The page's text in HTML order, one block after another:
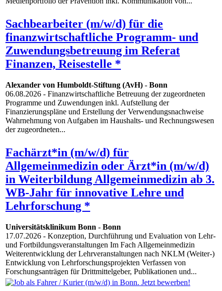
Sachbearbeiter (m/w/d) für die
finanzwirtschaftliche Programm- und
Zuwendungsbetreuung im Referat
Finanzen, Reisestelle *
Alexander von Humboldt-Stiftung (AvH) - Bonn
06.08.2026 - Finanzwirtschaftliche Betreuung der zugeordneten
Programme und Zuwendungen inkl. Aufstellung der
Finanzierungspläne und Erstellung der Verwendungsnachweise
Wahrnehmung von Aufgaben im Haushalts- und Rechnungswesen
der zugeordneten...
Fachärzt*in (m/w/d) für
Allgemeinmedizin oder Ärzt*in (m/w/d)
in Weiterbildung Allgemeinmedizin ab 3.
WB-Jahr für innovative Lehre und
Lehrforschung *
Universitätsklinikum Bonn - Bonn
17.07.2026 - Konzeption, Durchführung und Evaluation von Lehr-
und Fortbildungsveranstaltungen Im Fach Allgemeinmedizin
Weiterentwicklung der Lehrveranstaltungen nach NKLM (Weiter-)
Entwicklung von Lehrforschungsprojekten Verfassen von
Forschungsanträgen für Drittmittelgeber, Publikationen und...